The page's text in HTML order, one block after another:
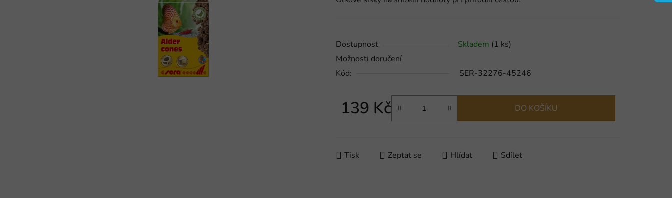
5
hvězdiček.
Dostupnost Skladem (1 ks)
Možnosti doručení
Kód:
SER-32276-45246
139 Kč DO KOŠÍKU
Tisk Zeptat se Hlídat Sdílet